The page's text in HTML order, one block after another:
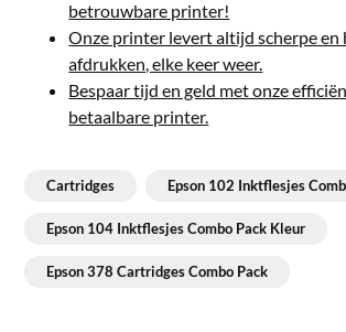
betrouwbare printer!
Onze printer levert altijd scherpe en
afdrukken, elke keer weer.
Bespaar tijd en geld met onze
betaalbare printer.
Cartridges Epson 102 Inktflesjes
Epson 104 Inktflesjes Combo Pack Kleur
Epson 378 Cartridges Combo Pack